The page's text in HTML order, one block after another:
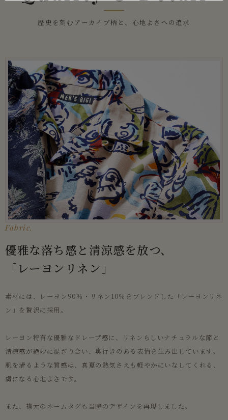
歴史を刻むアーカイブ柄と、心地よさへの追求
Fabric.
優雅な落ち感と清涼感を放つ、
「レーヨンリネン」
素材には、レーヨン90％・リネン10％をブレンドした「レーヨンリネ
ン」を贅沢に採用。
レーヨン特有な優雅なドレープ感に、リネンらしいナチュラルな節と
清涼感が絶妙に混ざり合い、奥行きのある表情を生み出しています。
肌を滑るような質感は、真夏の熱気さえも軽やかにいなしてくれる、
虜になる心地よさです。
また、襟元のネームタグも当時のデザインを再現しました。